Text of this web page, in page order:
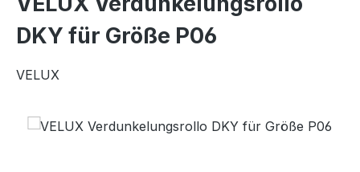
DKY für Größe P06
VELUX
Bildergalerie überspringen